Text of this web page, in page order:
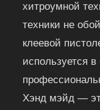
хитроумной
техники не
клеевой
используется
Хэнд мэйд —